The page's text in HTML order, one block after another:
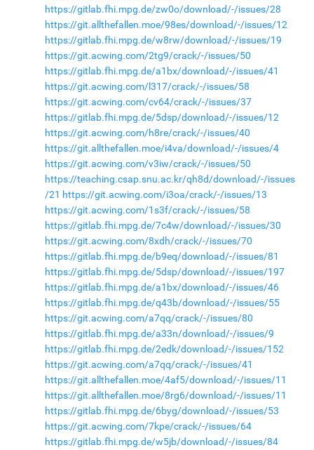
https://gitlab.fhi.mpg.de/zw0o/download/-/issues/28
https://git.allthefallen.moe/98es/download/-/issues/12
https://gitlab.fhi.mpg.de/w8rw/download/-/issues/19
https://git.acwing.com/2tg9/crack/-/issues/50
https://gitlab.fhi.mpg.de/a1bx/download/-/issues/41
https://git.acwing.com/l317/crack/-/issues/58
https://git.acwing.com/cv64/crack/-/issues/37
https://gitlab.fhi.mpg.de/5dsp/download/-/issues/12
https://git.acwing.com/h8re/crack/-/issues/40
https://git.allthefallen.moe/i4va/download/-/issues/4
https://git.acwing.com/v3iw/crack/-/issues/50
https://teaching.csap.snu.ac.kr/qh8d/download/-/issues
/21 https://git.acwing.com/i3oa/crack/-/issues/13
https://git.acwing.com/1s3f/crack/-/issues/58
https://gitlab.fhi.mpg.de/7c4w/download/-/issues/30
https://git.acwing.com/8xdh/crack/-/issues/70
https://gitlab.fhi.mpg.de/b9eq/download/-/issues/81
https://gitlab.fhi.mpg.de/5dsp/download/-/issues/197
https://gitlab.fhi.mpg.de/a1bx/download/-/issues/46
https://gitlab.fhi.mpg.de/q43b/download/-/issues/55
https://git.acwing.com/a7qq/crack/-/issues/80
https://gitlab.fhi.mpg.de/a33n/download/-/issues/9
https://gitlab.fhi.mpg.de/2edk/download/-/issues/152
https://git.acwing.com/a7qq/crack/-/issues/41
https://git.allthefallen.moe/4af5/download/-/issues/11
https://git.allthefallen.moe/8rg6/download/-/issues/11
https://gitlab.fhi.mpg.de/6byg/download/-/issues/53
https://git.acwing.com/7kpe/crack/-/issues/64
https://gitlab.fhi.mpg.de/w5jb/download/-/issues/84